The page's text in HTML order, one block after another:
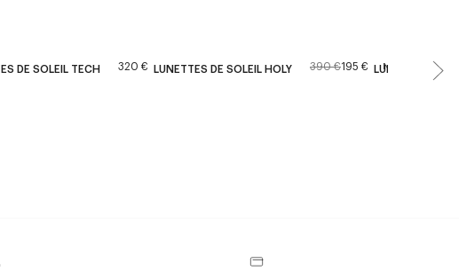
DE SOLEIL TECH 320 € LUNETTES DE SOLEIL HOLY 390 €195 € New
LUNETTES DE